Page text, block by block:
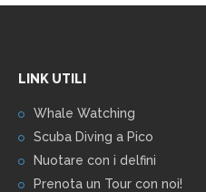
LINK UTILI
Whale Watching
Scuba Diving a Pico
Nuotare con i delfini
Prenota un Tour con noi!